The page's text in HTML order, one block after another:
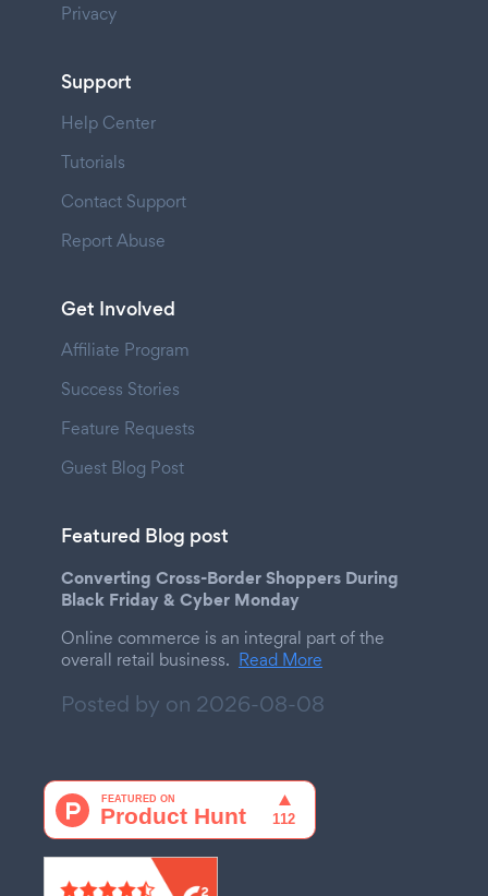
Privacy
Support
Help Center
Tutorials
Contact Support
Report Abuse
Get Involved
Affiliate Program
Success Stories
Feature Requests
Guest Blog Post
Featured Blog post
Converting Cross-Border Shoppers During
Black Friday & Cyber Monday
Online commerce is an integral part of the
overall retail business. Read More
Posted by on 2026-08-08